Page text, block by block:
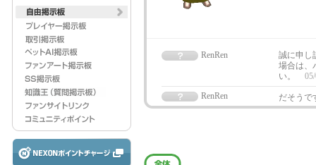
RenRen
誠に申し
場合は、
い。
RenRen
だそうで